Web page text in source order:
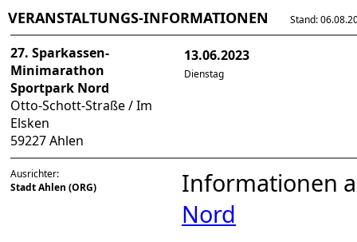
VERANSTALTUNGS-INFORMATIONEN Stand:
27. Sparkassen-
Minimarathon
Sportpark Nord
Otto-Schott-Straße / Im
Elsken
59227 Ahlen
13.06.2023
Dienstag
Ausrichter:
Stadt Ahlen (ORG)
Informationen
Nord